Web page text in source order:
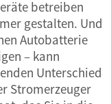
betreiben
gestalten. Und
Autobatterie
– kann
Unterschied
Stromerzeuger